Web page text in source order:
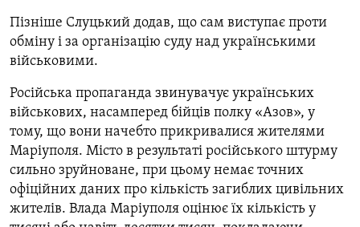
Пізніше Слуцький додав, що сам виступає проти
обміну і за організацію суду над українськими
військовими.
Російська пропаганда звинувачує українських
військових, насамперед бійців полку «Азов», у
тому, що вони начебто прикривалися жителями
Маріуполя. Місто в результаті російського штурму
сильно зруйноване, при цьому немає точних
офіційних даних про кількість загиблих цивільних
жителів. Влада Маріуполя оцінює їх кількість у